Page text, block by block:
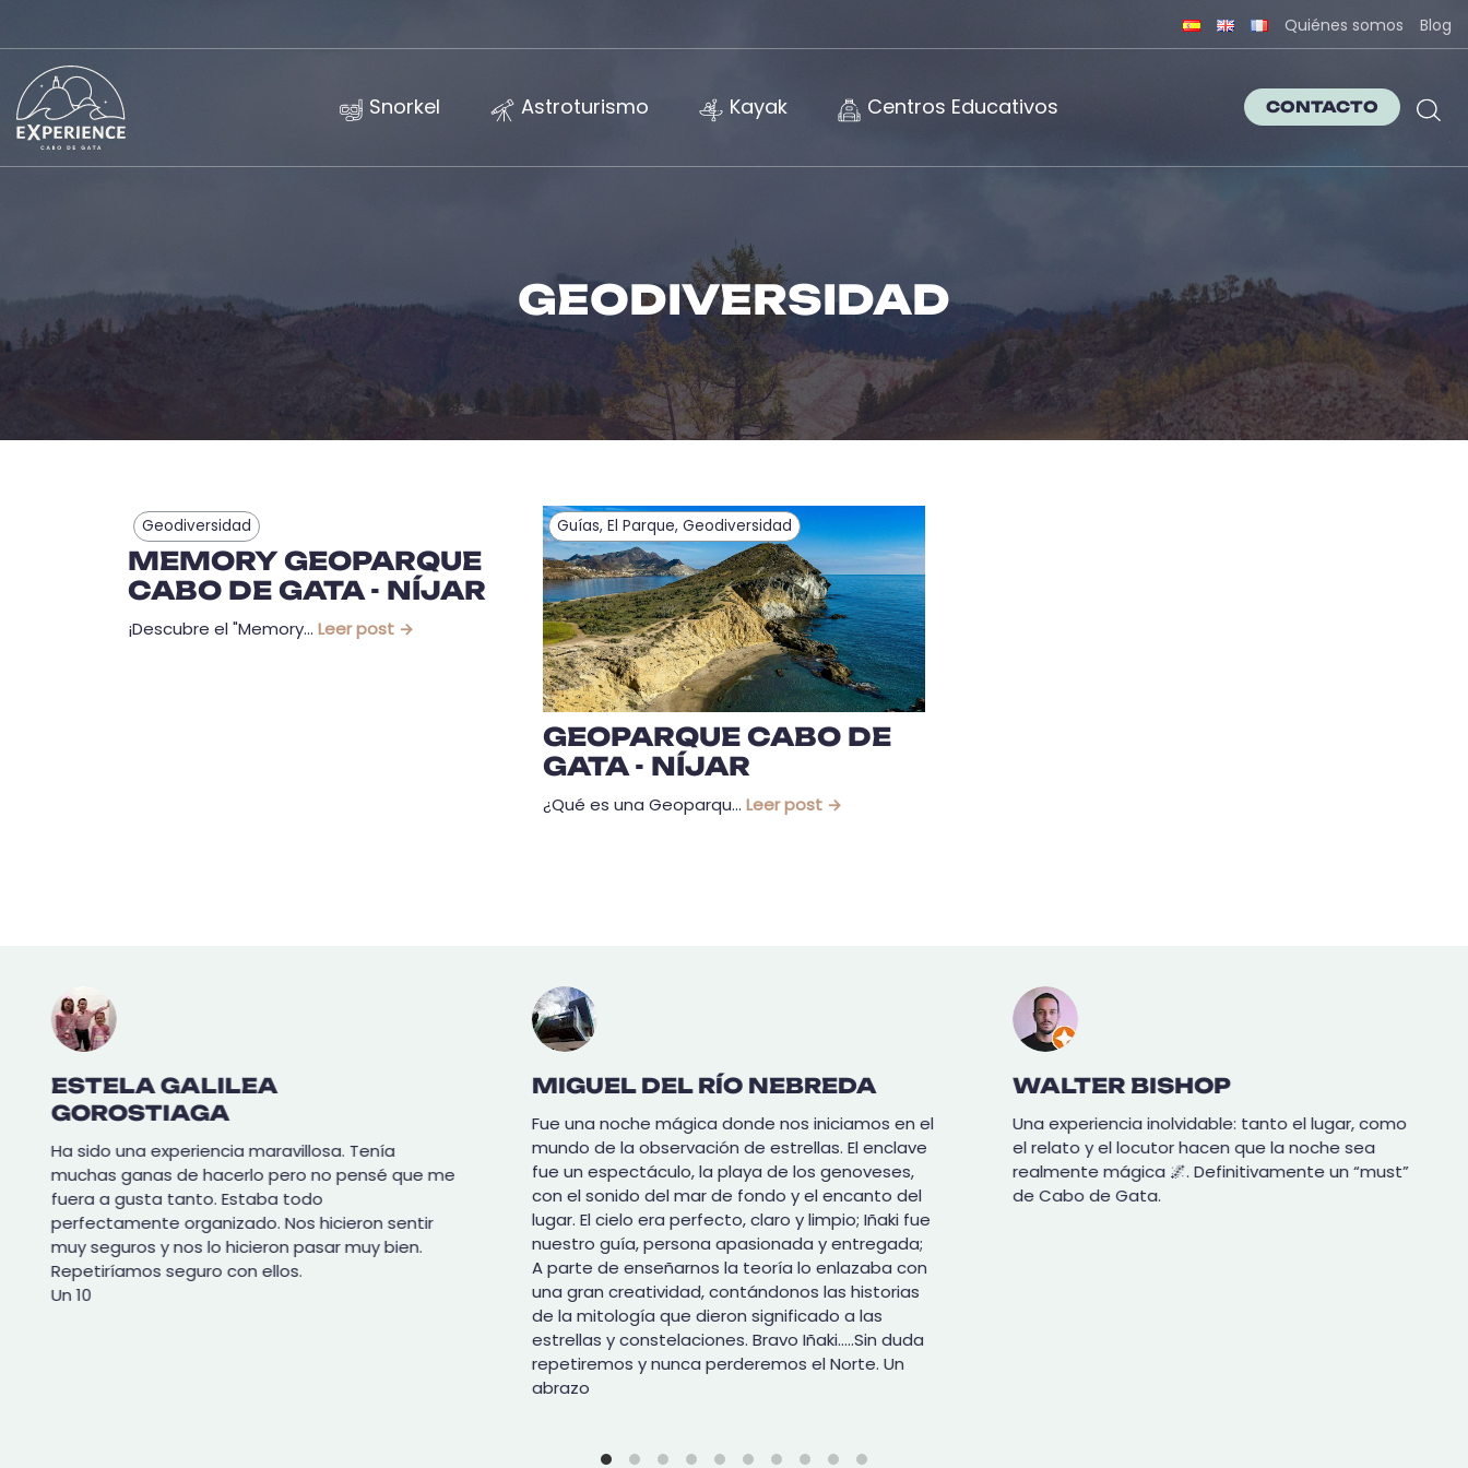
Quiénes somos Blog
Snorkel Astroturismo Kayak Centros Educativos CONTACTO
GEODIVERSIDAD
Geodiversidad
MEMORY GEOPARQUE
CABO DE GATA - NÍJAR
¡Descubre el "Memory... Leer post →
Guías, El Parque, Geodiversidad
GEOPARQUE CABO DE
GATA - NÍJAR
¿Qué es una Geoparqu... Leer post →
MIGUEL DEL RÍO NEBREDA
Fue una noche mágica donde nos iniciamos en el
mundo de la observación de estrellas. El enclave
fue un espectáculo, la playa de los genoveses,
con el sonido del mar de fondo y el encanto del
lugar. El cielo era perfecto, claro y limpio; Iñaki fue
nuestro guía, persona apasionada y entregada;
A parte de enseñarnos la teoría lo enlazaba con
una gran creatividad, contándonos las historias
de la mitología que dieron significado a las
estrellas y constelaciones. Bravo Iñaki…..Sin duda
repetiremos y nunca perderemos el Norte. Un
abrazo
WALTER BISHOP
Una experiencia inolvidable: tanto el lugar, como
el relato y el locutor hacen que la noche sea
realmente mágica 🌌.Definitivamente un “must”
de Cabo de Gata.
ESTELA GALILEA
GOROSTIAGA
Ha sido una experiencia maravillosa. Tenía
muchas ganas de hacerlo pero no pensé que me
fuera a gusta tanto. Estaba todo
perfectamente organizado. Nos hicieron sentir
muy seguros y nos lo hicieron pasar muy bien.
Repetiríamos seguro con ellos.
Un 10